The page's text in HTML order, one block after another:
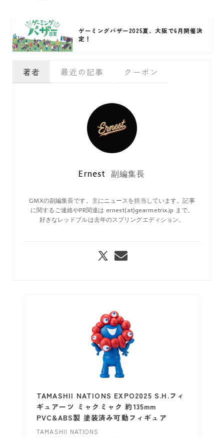
ゲーミングバザー2025夏、大阪で6月開催決
定！
著者 最近の記事 クーポン
Ernest 副編集長
GMXの副編集長です。主にニュースを担当しています。記事
に関するご連絡やPR関連は ernest(at)gearmetrix.jp まで。
好きなレッドブルは去年のスプリングエディション。
TAMASHII NATIONS EXPO2025 S.H.フィ
ギュアーツ ミャクミャク 約135mm
PVC&ABS製 塗装済み可動フィギュア
TAMASHII NATIONS